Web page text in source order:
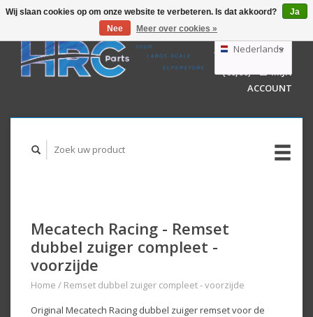
GBP
AUD
Nederlands
Deutsch
English
WINKELWAGEN
(€0,00)
MIJN
ACCOUNT
Mecatech Racing - Remset
dubbel zuiger compleet -
voorzijde
Home / Remset dubbel zuiger compleet - voorzijde
Original Mecatech Racing dubbel zuiger remset voor de
Wij slaan cookies op om onze website te verbeteren. Is dat akkoord?
Ja
Nee
Meer over cookies »